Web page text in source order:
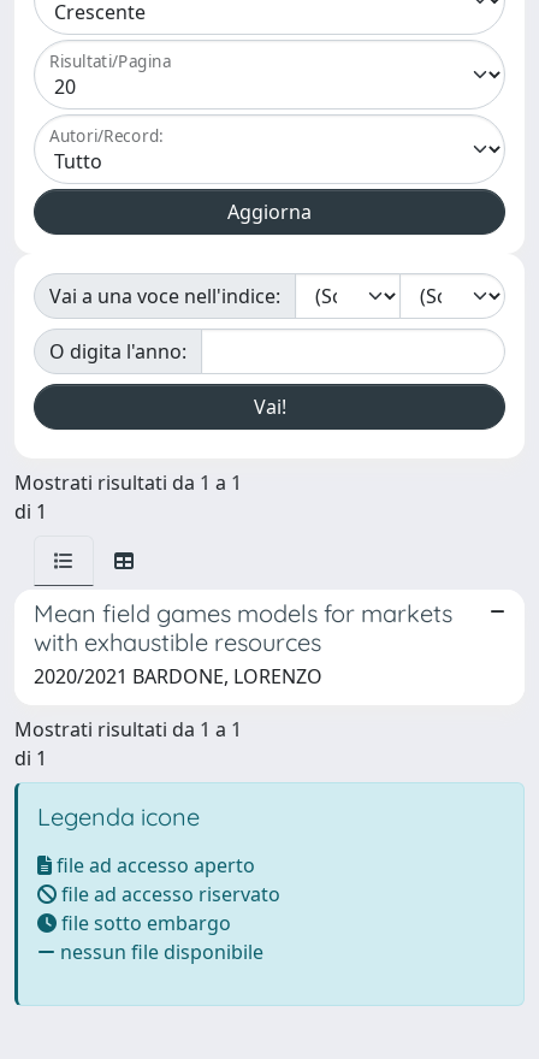
Risultati/Pagina
Autori/Record:
Vai a una voce nell'indice:
O digita l'anno:
Mostrati risultati da 1 a 1
di 1
Mean field games models for markets
with exhaustible resources
2020/2021 BARDONE, LORENZO
Mostrati risultati da 1 a 1
di 1
Legenda icone
file ad accesso aperto
file ad accesso riservato
file sotto embargo
nessun file disponibile